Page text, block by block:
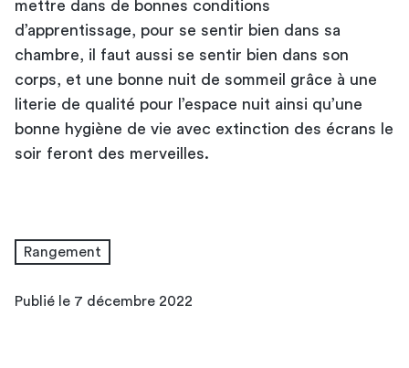
mettre dans de bonnes conditions
d’apprentissage, pour se sentir bien dans sa
chambre, il faut aussi se sentir bien dans son
corps, et une bonne nuit de sommeil grâce à une
literie de qualité pour l’espace nuit ainsi qu’une
bonne hygiène de vie avec extinction des écrans le
soir feront des merveilles.
Rangement
Publié le 7 décembre 2022